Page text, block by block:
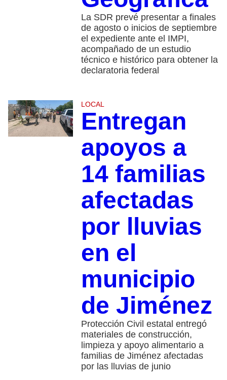
La SDR prevé presentar a finales
de agosto o inicios de septiembre
el expediente ante el IMPI,
acompañado de un estudio
técnico e histórico para obtener la
declaratoria federal
LOCAL
Entregan
apoyos a
14 familias
afectadas
por lluvias
en el
municipio
de Jiménez
Protección Civil estatal entregó
materiales de construcción,
limpieza y apoyo alimentario a
familias de Jiménez afectadas
por las lluvias de junio